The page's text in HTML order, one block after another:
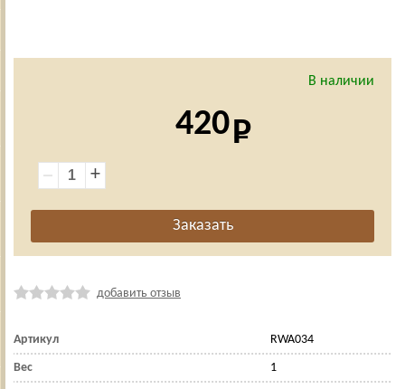
В наличии
420
+
добавить отзыв
Артикул RWA034
Вес 1